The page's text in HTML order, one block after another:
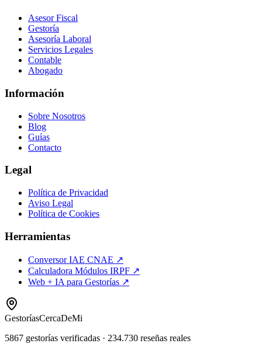
Asesor Fiscal
Gestoría
Asesoría Laboral
Servicios Legales
Contable
Abogado
Información
Sobre Nosotros
Blog
Guías
Contacto
Legal
Política de Privacidad
Aviso Legal
Política de Cookies
Herramientas
Conversor IAE CNAE ↗
Calculadora Módulos IRPF ↗
Web + IA para Gestorías ↗
GestoríasCercaDeMi
5867 gestorías verificadas · 234.730 reseñas reales